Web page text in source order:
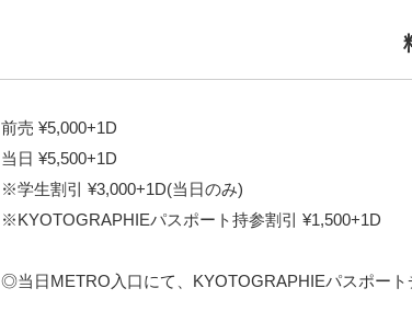
前売 ¥5,000+1D
当日 ¥5,500+1D
※学生割引 ¥3,000+1D(当日のみ)
※KYOTOGRAPHIEパスポート持参割引 ¥1,500+1D
◎当日METRO入口にて、KYOTOGRAPHIEパスポート